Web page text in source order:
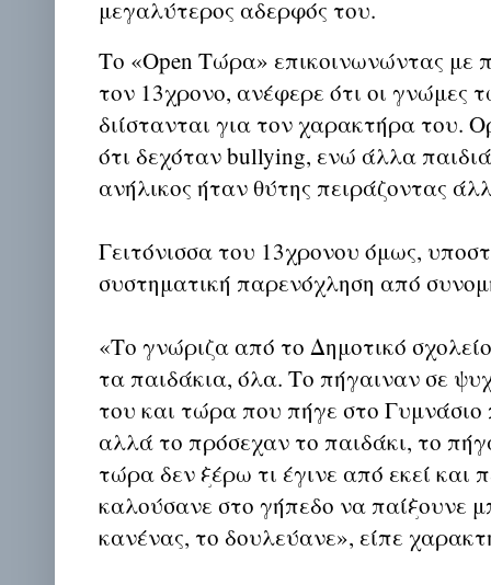
μεγαλύτερος αδερφός του.
Το «Open Τώρα» επικοινωνώντας με
τον 13χρονο, ανέφερε ότι οι γνώμες
διίστανται για τον χαρακτήρα του.
ότι δεχόταν bullying, ενώ άλλα
ανήλικος ήταν θύτης πειράζοντας
Γειτόνισσα του 13χρονου όμως,
συστηματική παρενόχληση από
«Το γνώριζα από το Δημοτικό
τα παιδάκια, όλα. Το πήγαιναν σε
του και τώρα που πήγε στο Γυμνάσιο
αλλά το πρόσεχαν το παιδάκι, το
τώρα δεν ξέρω τι έγινε από εκεί και
καλούσανε στο γήπεδο να παίξουνε
κανένας, το δουλεύανε», είπε